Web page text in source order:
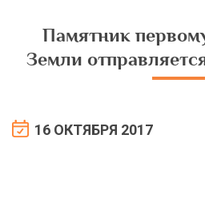
Памятник
Земли
16 ОКТЯБРЯ 2017